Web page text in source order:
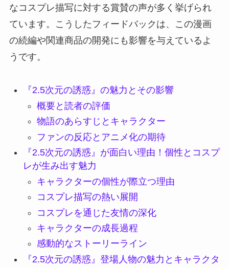
なコスプレ描写に対する賞賛の声が多く挙げられ
ています。こうしたフィードバックは、この漫画
の続編や関連商品の開発にも影響を与えているよ
うです。
『2.5次元の誘惑』の魅力とその影響
概要と読者の評価
物語のあらすじとキャラクター
ファンの反応とアニメ化の期待
『2.5次元の誘惑』が面白い理由！個性とコスプ
レが生み出す魅力
キャラクターの個性が際立つ理由
コスプレ描写の熱い展開
コスプレを通じた友情の深化
キャラクターの成長過程
感動的なストーリーライン
『2.5次元の誘惑』登場人物の魅力とキャラクタ